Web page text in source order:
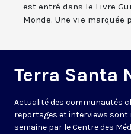
est entré dans le Livre
Monde. Une vie marquée
Terra Santa
Actualité des communautés
reportages et interviews sont
semaine par le Centre des